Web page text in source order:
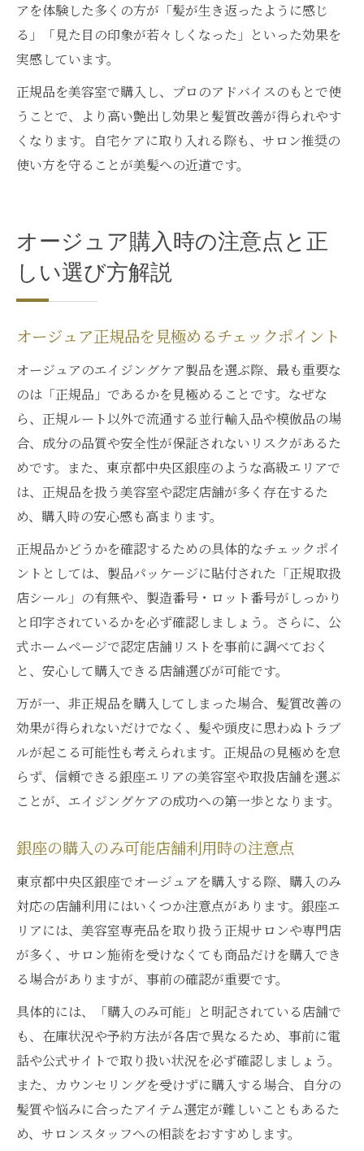
アを体験した多くの方が「髪が生き返ったように感じ
る」「見た目の印象が若々しくなった」といった効果を
実感しています。
正規品を美容室で購入し、プロのアドバイスのもとで使
うことで、より高い艶出し効果と髪質改善が得られやす
くなります。自宅ケアに取り入れる際も、サロン推奨の
使い方を守ることが美髪への近道です。
オージュア購入時の注意点と正
しい選び方解説
オージュア正規品を見極めるチェックポイント
オージュアのエイジングケア製品を選ぶ際、最も重要な
のは「正規品」であるかを見極めることです。なぜな
ら、正規ルート以外で流通する並行輸入品や模倣品の場
合、成分の品質や安全性が保証されないリスクがあるた
めです。また、東京都中央区銀座のような高級エリアで
は、正規品を扱う美容室や認定店舗が多く存在するた
め、購入時の安心感も高まります。
正規品かどうかを確認するための具体的なチェックポイ
ントとしては、製品パッケージに貼付された「正規取扱
店シール」の有無や、製造番号・ロット番号がしっかり
と印字されているかを必ず確認しましょう。さらに、公
式ホームページで認定店舗リストを事前に調べておく
と、安心して購入できる店舗選びが可能です。
万が一、非正規品を購入してしまった場合、髪質改善の
効果が得られないだけでなく、髪や頭皮に思わぬトラブ
ルが起こる可能性も考えられます。正規品の見極めを怠
らず、信頼できる銀座エリアの美容室や取扱店舗を選ぶ
ことが、エイジングケアの成功への第一歩となります。
銀座の購入のみ可能店舗利用時の注意点
東京都中央区銀座でオージュアを購入する際、購入のみ
対応の店舗利用にはいくつか注意点があります。銀座エ
リアには、美容室専売品を取り扱う正規サロンや専門店
が多く、サロン施術を受けなくても商品だけを購入でき
る場合がありますが、事前の確認が重要です。
具体的には、「購入のみ可能」と明記されている店舗で
も、在庫状況や予約方法が各店で異なるため、事前に電
話や公式サイトで取り扱い状況を必ず確認しましょう。
また、カウンセリングを受けずに購入する場合、自分の
髪質や悩みに合ったアイテム選定が難しいこともあるた
め、サロンスタッフへの相談をおすすめします。